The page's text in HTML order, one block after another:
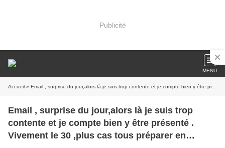
Publicité
MENU
Accueil » Email , surprise du jour,alors là je suis trop contente et je compte bien y être présenté . Vivement le 30 ,plus cas tous préparer en profitant de bon plan (stranport +nuit) #lemondedezaza17 #efluent5 #parentsconnectes #ravi #contente #hatedyetre
Email , surprise du jour,alors là je suis trop
contente et je compte bien y être présenté .
Vivement le 30 ,plus cas tous préparer en